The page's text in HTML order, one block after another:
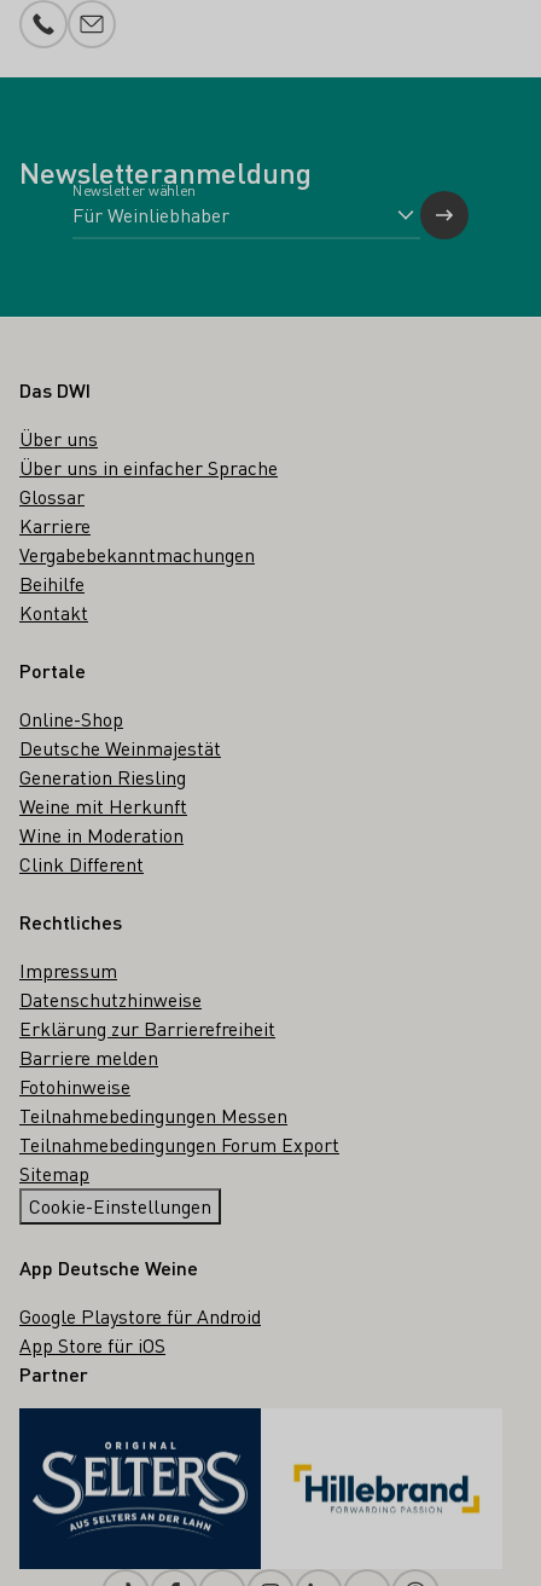
Telefonnummer
E-Mail-Adresse
Newsletteranmeldung
Newsletter wählen
Fußbereich
Das DWI
Über uns
Über uns in einfacher Sprache
Glossar
Karriere
Vergabebekanntmachungen
Beihilfe
Kontakt
Portale
Online-Shop
Deutsche Weinmajestät
Generation Riesling
Weine mit Herkunft
Wine in Moderation
Clink Different
Rechtliches
Impressum
Datenschutzhinweise
Erklärung zur Barrierefreiheit
Barriere melden
Fotohinweise
Teilnahmebedingungen Messen
Teilnahmebedingungen Forum Export
Sitemap
Cookie-Einstellungen
App Deutsche Weine
Google Playstore für Android
App Store für iOS
Partner